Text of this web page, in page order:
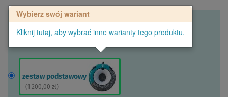
Wybierz swój wariant
Kliknij tutaj, aby wybrać inne warianty tego produktu.
zestaw podstawowy
( 1 200,00 zł)